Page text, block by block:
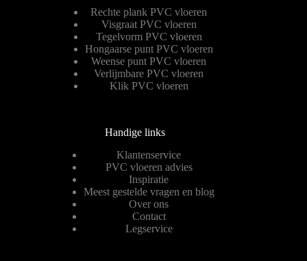
Rechte plank PVC vloeren
Visgraat PVC vloeren
Tegelvorm PVC vloeren
Hongaarse punt PVC vloeren
Weense punt PVC vloeren
Verlijmbare PVC vloeren
Klik PVC vloeren
Handige links
Klantenservice
PVC vloeren advies
Inspiratie
Meest gestelde vragen en blog
Over ons
Contact
Legservice